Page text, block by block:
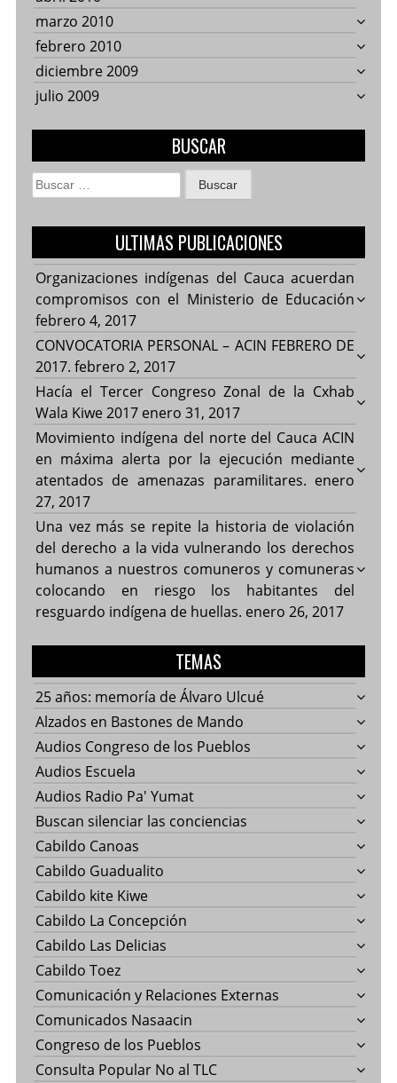
marzo 2010
febrero 2010
diciembre 2009
julio 2009
BUSCAR
Buscar:
ULTIMAS PUBLICACIONES
Organizaciones indígenas del Cauca acuerdan
compromisos con el Ministerio de Educación
febrero 4, 2017
CONVOCATORIA PERSONAL – ACIN FEBRERO DE
2017. febrero 2, 2017
Hacía el Tercer Congreso Zonal de la Cxhab
Wala Kiwe 2017 enero 31, 2017
Movimiento indígena del norte del Cauca ACIN
en máxima alerta por la ejecución mediante
atentados de amenazas paramilitares. enero
27, 2017
Una vez más se repite la historia de violación
del derecho a la vida vulnerando los derechos
humanos a nuestros comuneros y comuneras
colocando en riesgo los habitantes del
resguardo indígena de huellas. enero 26, 2017
TEMAS
25 años: memoría de Álvaro Ulcué
Alzados en Bastones de Mando
Audios Congreso de los Pueblos
Audios Escuela
Audios Radio Pa' Yumat
Buscan silenciar las conciencias
Cabildo Canoas
Cabildo Guadualito
Cabildo kite Kiwe
Cabildo La Concepción
Cabildo Las Delicias
Cabildo Toez
Comunicación y Relaciones Externas
Comunicados Nasaacin
Congreso de los Pueblos
Consulta Popular No al TLC